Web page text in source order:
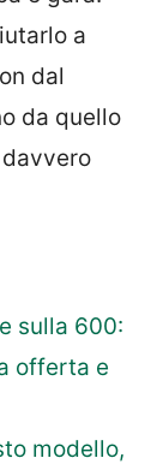
a
dal
da quello
sulla 600:
offerta e
modello,